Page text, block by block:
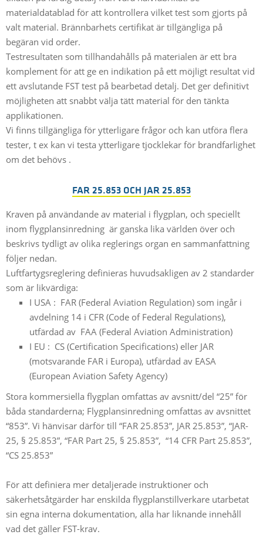
materialdatablad för att kontrollera vilket test som gjorts på
valt material. Brännbarhets certifikat är tillgängliga på
begäran vid order.
Testresultaten som tillhandahålls på materialen är ett bra
komplement för att ge en indikation på ett möjligt resultat vid
ett avslutande FST test på bearbetad detalj. Det ger definitivt
möjligheten att snabbt välja tätt material för den tänkta
applikationen.
Vi finns tillgängliga för ytterligare frågor och kan utföra flera
tester, t ex kan vi testa ytterligare tjocklekar för brandfarlighet
om det behövs .
FAR 25.853 OCH JAR 25.853
Kraven på användande av material i flygplan, och speciellt
inom flygplansinredning är ganska lika världen över och
beskrivs tydligt av olika reglerings organ en sammanfattning
följer nedan.
Luftfartygsreglering definieras huvudsakligen av 2 standarder
som är likvärdiga:
I USA : FAR (Federal Aviation Regulation) som ingår i
avdelning 14 i CFR (Code of Federal Regulations),
utfärdad av FAA (Federal Aviation Administration)
I EU : CS (Certification Specifications) eller JAR
(motsvarande FAR i Europa), utfärdad av EASA
(European Aviation Safety Agency)
Stora kommersiella flygplan omfattas av avsnitt/del “25” för
båda standarderna; Flygplansinredning omfattas av avsnittet
“853”. Vi hänvisar därför till “FAR 25.853”, JAR 25.853”, “JAR-
25, § 25.853”, “FAR Part 25, § 25.853”, “14 CFR Part 25.853”,
“CS 25.853”
För att definiera mer detaljerade instruktioner och
säkerhetsåtgärder har enskilda flygplanstillverkare utarbetat
sin egna interna dokumentation, alla har liknande innehåll
vad det gäller FST-krav.